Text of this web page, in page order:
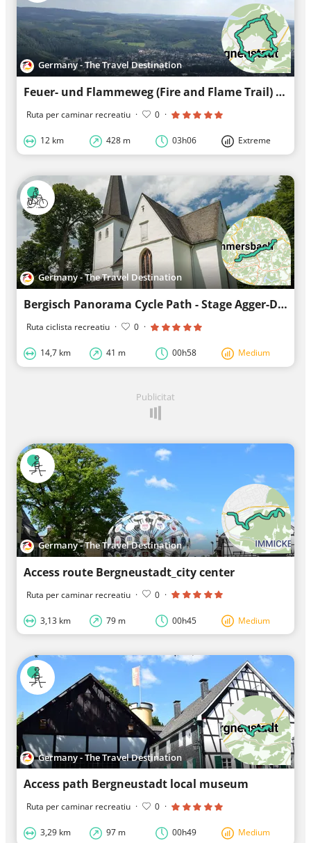
Germany - The Travel Destination
Feuer- und Flammeweg (Fire and Flame Trail) Streifzug #11
Ruta per caminar recreatiu · 0 ·
12 km 428 m 03h06 Extreme
Germany - The Travel Destination
Bergisch Panorama Cycle Path - Stage Agger-Dörspe
Ruta ciclista recreatiu · 0 ·
14,7 km 41 m 00h58 Medium
Publicitat
Germany - The Travel Destination
Access route Bergneustadt_city center
Ruta per caminar recreatiu · 0 ·
3,13 km 79 m 00h45 Medium
Germany - The Travel Destination
Access path Bergneustadt local museum
Ruta per caminar recreatiu · 0 ·
3,29 km 97 m 00h49 Medium